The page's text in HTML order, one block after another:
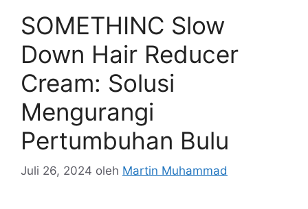
SOMETHINC Slow
Down Hair Reducer
Cream: Solusi
Mengurangi
Pertumbuhan Bulu
Juli 26, 2024 oleh Martin Muhammad